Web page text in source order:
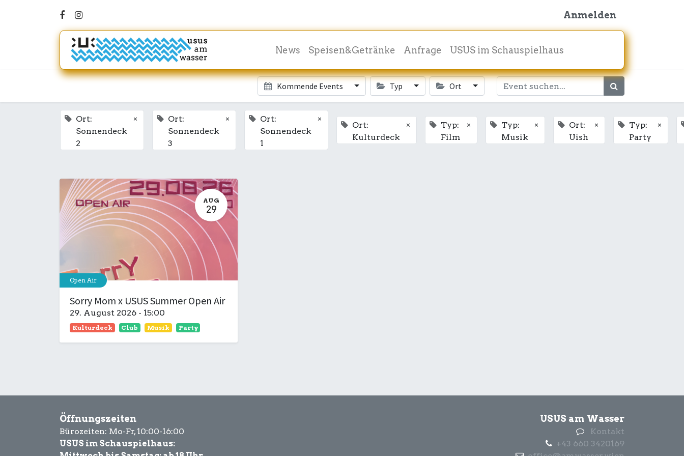
Anmelden
News Speisen&Getränke Anfrage USUS im Schauspielhaus
Kommende Events Typ Ort
Ort:
Sonnendeck
2
×
Ort:
Sonnendeck
3
×
Ort:
Sonnendeck
1
×
Ort:
Kulturdeck
×
Typ:
Film
×
Typ:
Musik
×
Ort:
Uish
×
Typ:
Party
×
AUG
29
Open Air
Sorry Mom x USUS Summer Open Air
29. August 2026 - 15:00
Kulturdeck Club Musik Party
Öffnungszeiten
Bürozeiten: Mo-Fr, 10:00-16:00
USUS im Schauspielhaus:
USUS am Wasser
Kontakt
+43 660 3420169